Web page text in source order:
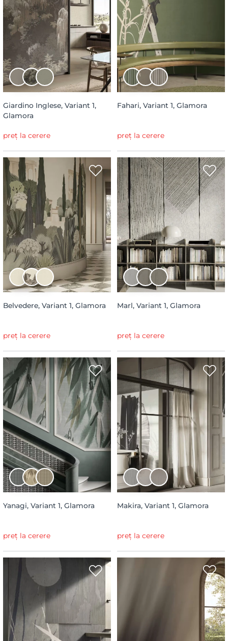
Giardino Inglese, Variant 1,
Glamora
preț la cerere
Fahari, Variant 1, Glamora
preț la cerere
Belvedere, Variant 1, Glamora
preț la cerere
Marl, Variant 1, Glamora
preț la cerere
Yanagi, Variant 1, Glamora
preț la cerere
Makira, Variant 1, Glamora
preț la cerere